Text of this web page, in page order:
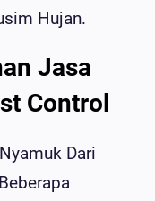
Hujan.
Jasa
Control
Dari